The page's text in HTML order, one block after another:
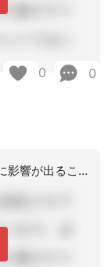
0 0
包括からの依頼を断ると今後の新規依頼に影響が出ることも考えるため、持ちつ持たれつ